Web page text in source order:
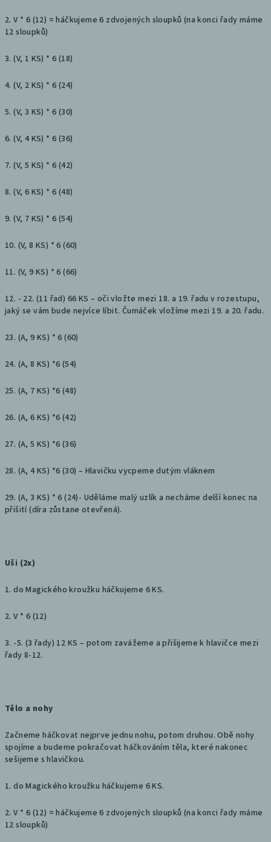
2. V * 6 (12) = háčkujeme 6 zdvojených sloupků (na konci řady máme
12 sloupků)
3. (V, 1 KS) * 6 (18)
4. (V, 2 KS) * 6 (24)
5. (V, 3 KS) * 6 (30)
6. (V, 4 KS) * 6 (36)
7. (V, 5 KS) * 6 (42)
8. (V, 6 KS) * 6 (48)
9. (V, 7 KS) * 6 (54)
10. (V, 8 KS) * 6 (60)
11. (V, 9 KS) * 6 (66)
12. - 22. (11 řad) 66 KS – oči vložte mezi 18. a 19. řadu v rozestupu,
jaký se vám bude nejvíce líbit. Čumáček vložíme mezi 19. a 20. řadu.
23. (A, 9 KS) * 6 (60)
24. (A, 8 KS) *6 (54)
25. (A, 7 KS) *6 (48)
26. (A, 6 KS) *6 (42)
27. (A, 5 KS) *6 (36)
28. (A, 4 KS) *6 (30) – Hlavičku vycpeme dutým vláknem
29. (A, 3 KS) * 6 (24)- Uděláme malý uzlík a necháme delší konec na
přišití (díra zůstane otevřená).
Uši (2x)
1. do Magického kroužku háčkujeme 6 KS.
2. V * 6 (12)
3. -5. (3 řady) 12 KS – potom zavážeme a přišijeme k hlavičce mezi
řady 8-12.
Tělo a nohy
Začneme háčkovat nejprve jednu nohu, potom druhou. Obě nohy
spojíme a budeme pokračovat háčkováním těla, které nakonec
sešijeme s hlavičkou.
1. do Magického kroužku háčkujeme 6 KS.
2. V * 6 (12) = háčkujeme 6 zdvojených sloupků (na konci řady máme
12 sloupků)